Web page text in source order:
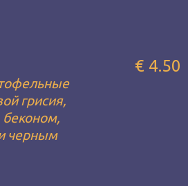
грисия,
черным
€ 4.50